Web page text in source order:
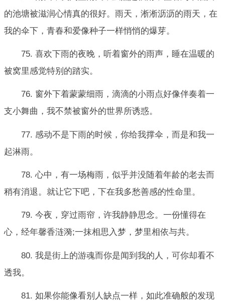
的池塘被滋润心情真的很好。雨天，淅淅沥沥的雨天，在
我的伞下，青春和爱像种子一样悄悄的爆芽。
75. 喜欢下雨的夜晚，听着窗外的雨声，睡在温暖的
被窝里感觉特别的踏实。
76. 窗外下着蒙蒙细雨，滴滴的小雨点好像伴奏着一
支小舞曲，我不禁被窗外的世界所诱惑。
77. 感动不是下雨的时候，你给我撑伞，而是和我一
起淋雨。
78. 心中，有一场梅雨，似乎并没随着年龄的老去而
稍有消退。就让它下吧，下在我多愁善感的性命里。
79. 今夜，穿过雨帘，许我静静思念。一份懂得在
心，经年馨香涟漪;一抹相思入梦，梦里相依与共。
80. 我是街上的游魂而你是闻到我的人，可你却看不
透我。
81. 如果你能像看别人缺点一样，如此准确般的发现